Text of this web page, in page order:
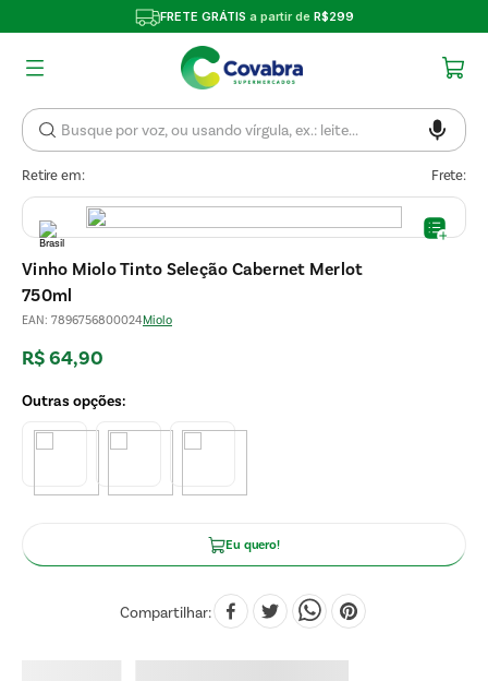
FRETE GRÁTIS a partir de R$299
Retire em: Frete:
Vinho Miolo Tinto Seleção Cabernet Merlot
750ml
EAN: 7896756800024Miolo
R$64,90
Eu quero!
Compartilhar